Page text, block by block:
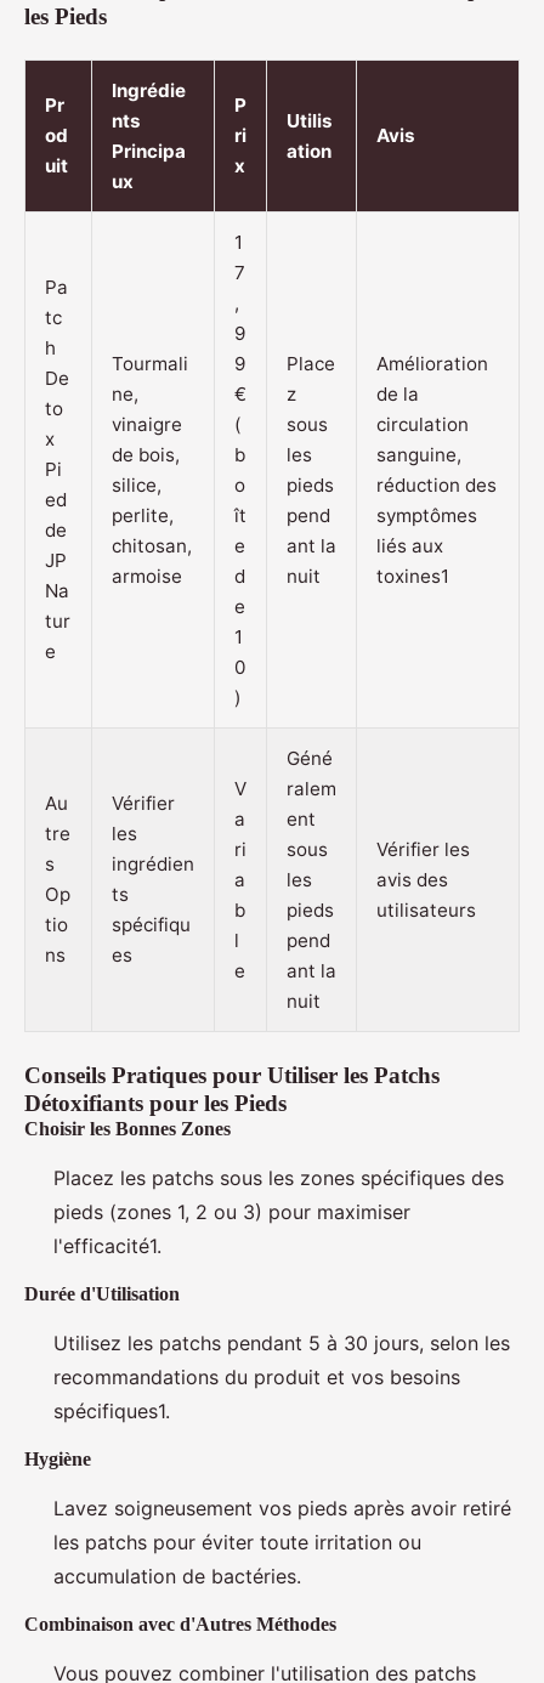
les Pieds
Pr
od
uit
Ingrédie
nts
Principa
ux
P
ri
x
Utilis
ation
Avis
Pa
tc
h
De
to
x
Pi
ed
de
JP
Na
tur
e
Tourmali
ne,
vinaigre
de bois,
silice,
perlite,
chitosan,
armoise
1
7
,
9
9
€
(
b
o
ît
e
d
e
1
0
)
Place
z
sous
les
pieds
pend
ant la
nuit
Amélioration
de la
circulation
sanguine,
réduction des
symptômes
liés aux
toxines1
Au
tre
s
Op
tio
ns
Vérifier
les
ingrédien
ts
spécifiqu
es
V
a
ri
a
b
l
e
Géné
ralem
ent
sous
les
pieds
pend
ant la
nuit
Vérifier les
avis des
utilisateurs
Conseils Pratiques pour Utiliser les Patchs
Détoxifiants pour les Pieds
Choisir les Bonnes Zones
Placez les patchs sous les zones spécifiques des
pieds (zones 1, 2 ou 3) pour maximiser
l'efficacité1.
Durée d'Utilisation
Utilisez les patchs pendant 5 à 30 jours, selon les
recommandations du produit et vos besoins
spécifiques1.
Hygiène
Lavez soigneusement vos pieds après avoir retiré
les patchs pour éviter toute irritation ou
accumulation de bactéries.
Combinaison avec d'Autres Méthodes
Vous pouvez combiner l'utilisation des patchs